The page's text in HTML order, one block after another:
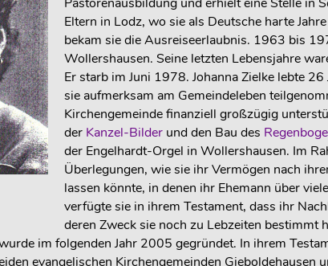
Eltern in Lodz, wo sie als Deutsche harte
bekam sie die Ausreiseerlaubnis. 1963 bis
Wollershausen. Seine letzten Lebensjahre
Er starb im Juni 1978. Johanna Zielke lebte
sie aufmerksam am Gemeindeleben
Kirchengemeinde finanziell großzügig
der Kanzel-Bilder und den Bau des
der Engelhardt-Orgel in Wollershausen. Im
Überlegungen, wie sie ihr Vermögen nach
lassen könnte, in denen ihr Ehemann über
verfügte sie in ihrem Testament, dass ihr
deren Zweck sie noch zu Lebzeiten bestimmt
im folgenden Jahr 2005 gegründet. In ihrem
evangelischen Kirchengemeinden